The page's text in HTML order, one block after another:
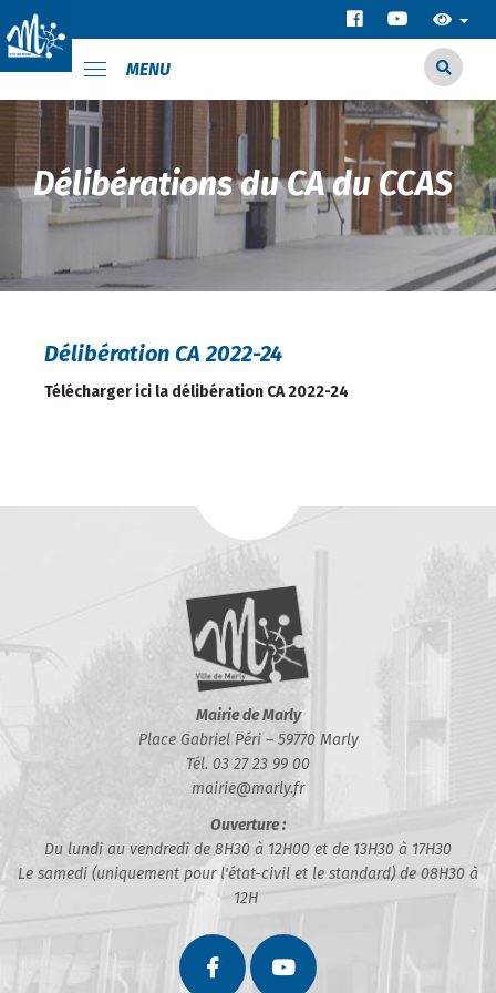
MENU
Délibérations du CA du CCAS
Délibération CA 2022-24
Télécharger ici la délibération CA 2022-24
Mairie de Marly
Place Gabriel Péri – 59770 Marly
Tél. 03 27 23 99 00
mairie@marly.fr
Ouverture :
Du lundi au vendredi de 8H30 à 12H00 et de 13H30 à 17H30
Le samedi (uniquement pour l'état-civil et le standard) de 08H30 à
12H